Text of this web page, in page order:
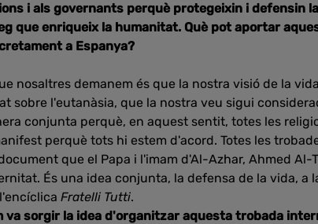
i als governants perquè protegeixin i defensin
que enriqueix la humanitat. Què pot aportar
a Espanya?
nosaltres demanem és que la nostra visió de la
sobre l'eutanàsia, que la nostra veu sigui
conjunta perquè, en aquest sentit, totes les
perquè tots hi estem d'acord. Totes les
que el Papa i l'imam d'Al-Azhar, Ahmed Al-
És una idea conjunta, la defensa de la vida, a
Fratelli Tutti.
va sorgir la idea d'organitzar aquesta trobada